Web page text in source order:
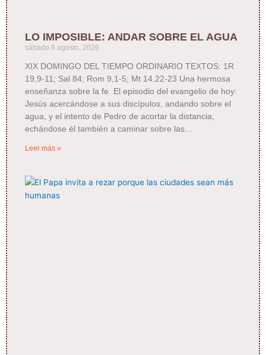
LO IMPOSIBLE: ANDAR SOBRE EL AGUA
sábado 8 agosto, 2026
XIX DOMINGO DEL TIEMPO ORDINARIO TEXTOS: 1R
19,9-11; Sal 84; Rom 9,1-5; Mt 14,22-23 Una hermosa
enseñanza sobre la fe. El episodio del evangelio de hoy:
Jesús acercándose a sus discípulos, andando sobre el
agua, y el intento de Pedro de acortar la distancia,
echándose él también a caminar sobre las
Leer más »